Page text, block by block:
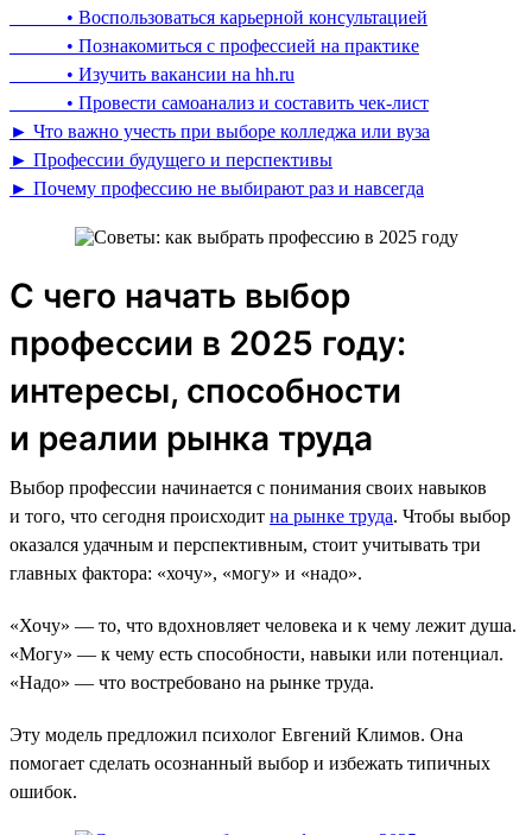
• Воспользоваться карьерной консультацией
• Познакомиться с профессией на практике
• Изучить вакансии на hh.ru
• Провести самоанализ и составить чек-лист
► Что важно учесть при выборе колледжа или вуза
► Профессии будущего и перспективы
► Почему профессию не выбирают раз и навсегда
С чего начать выбор
профессии в 2025 году:
интересы, способности
и реалии рынка труда
Выбор профессии начинается с понимания своих навыков
и того, что сегодня происходит на рынке труда. Чтобы выбор
оказался удачным и перспективным, стоит учитывать три
главных фактора: «хочу», «могу» и «надо».
«Хочу» — то, что вдохновляет человека и к чему лежит душа.
«Могу» — к чему есть способности, навыки или потенциал.
«Надо» — что востребовано на рынке труда.
Эту модель предложил психолог Евгений Климов. Она
помогает сделать осознанный выбор и избежать типичных
ошибок.